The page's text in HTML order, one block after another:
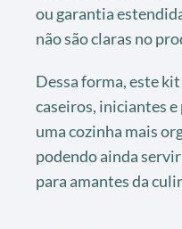
ou garantia
não são claras no
Dessa forma, este
caseiros, iniciantes
uma cozinha mais
podendo ainda
para amantes da